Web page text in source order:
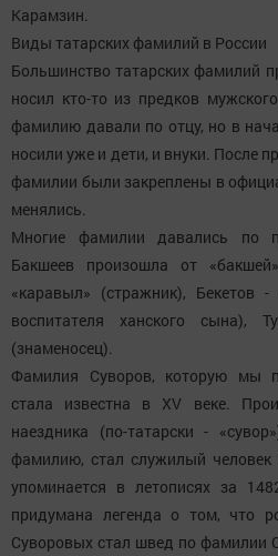
Карамзин.
Виды татарских фамилий в России
Большинство татарских фамилий
носил кто-то из предков
фамилию давали по отцу, но в
носили уже и дети, и внуки. После
фамилии были закреплены в
менялись.
Многие фамилии давались по
Бакшеев произошла от
«каравыл» (стражник), Бекетов
воспитателя ханского сына),
(знаменосец).
Фамилия Суворов, которую мы
стала известна в XV веке.
наездника (по-татарски -
фамилию, стал служилый человек
упоминается в летописях за
придумана легенда о том, что
Суворовых стал швед по фамилии